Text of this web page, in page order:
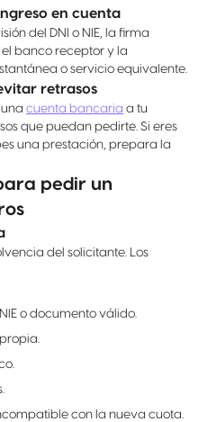
en cuenta
del DNI o NIE, la firma
banco receptor y la
o servicio equivalente.
retrasos
cuenta bancaria a tu
que puedan pedirte. Si eres
una prestación, prepara la
pedir un
del solicitante. Los
o documento válido.
con la nueva cuota.